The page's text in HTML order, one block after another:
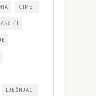
CIMET
LJEŠNJACI